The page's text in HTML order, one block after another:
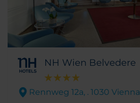
NH Wien Belvedere
Rennweg 12a, . 1030 Vienna